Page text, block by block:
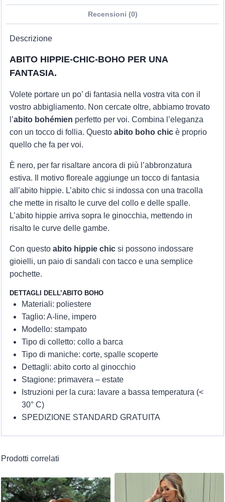
Recensioni (0)
Descrizione
ABITO HIPPIE-CHIC-BOHO PER UNA
FANTASIA.
Volete portare un po’ di fantasia nella vostra vita con il
vostro abbigliamento. Non cercate oltre, abbiamo trovato
l’abito bohémien perfetto per voi. Combina l’eleganza
con un tocco di follia. Questo abito boho chicè proprio
quello che fa per voi.
È nero, per far risaltare ancora di più l’abbronzatura
estiva. Il motivo floreale aggiunge un tocco di fantasia
all’abito hippie. L’abito chic si indossa con una tracolla
che mette in risalto le curve del collo e delle spalle.
L’abito hippie arriva sopra le ginocchia, mettendo in
risalto le curve delle gambe.
Con questo abito hippie chicsi possono indossare
gioielli, un paio di sandali con tacco e una semplice
pochette.
DETTAGLI DELL’ABITO BOHO
Materiali: poliestere
Taglio: A-line, impero
Modello: stampato
Tipo di colletto: collo a barca
Tipo di maniche: corte, spalle scoperte
Dettagli: abito corto al ginocchio
Stagione: primavera – estate
Istruzioni per la cura: lavare a bassa temperatura (<
30° C)
SPEDIZIONE STANDARD GRATUITA
Prodotti correlati